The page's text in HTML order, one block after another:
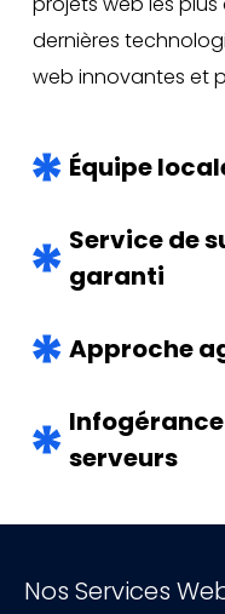
dernières
web innovantes et
Équipe
Service de
garanti
Approche
serveurs
Nos Services